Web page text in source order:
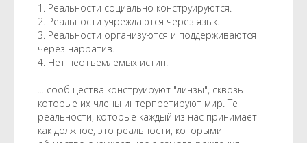
1. Реальности социально конструируются.
2. Реальности учреждаются через язык.
3. Реальности организуются и поддерживаются
через нарратив.
4. Нет неотъемлемых истин.
... сообщества конструируют "линзы", сквозь
которые их члены интерпретируют мир. Те
реальности, которые каждый из нас принимает
как должное, это реальности, которыми